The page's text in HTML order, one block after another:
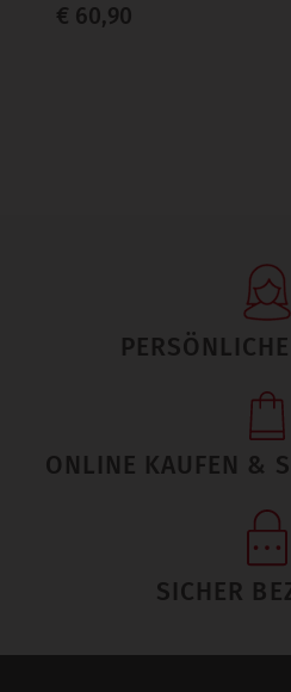
€ 60,90
ONLINE KAUFEN &
SICHER